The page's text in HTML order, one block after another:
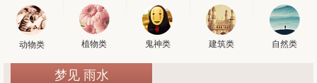
动物类 植物类 鬼神类 建筑类 自然类
梦见 雨水